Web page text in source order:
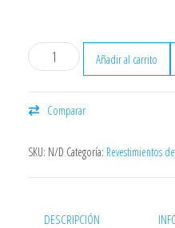
Añadir al carrito
Comparar
SKU: N/D Categoría: Revestimientos
DESCRIPCIÓN